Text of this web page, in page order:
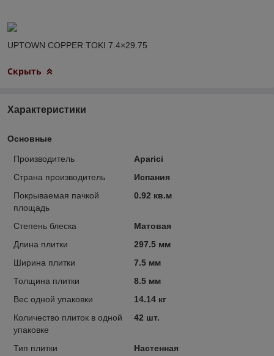
UPTOWN COPPER TOKI 7.4×29.75
Скрыть
Характеристики
Основные
Производитель
Aparici
Страна производитель
Испания
Покрываемая пачкой
площадь
0.92 кв.м
Степень блеска
Матовая
Длина плитки
297.5 мм
Ширина плитки
7.5 мм
Толщина плитки
8.5 мм
Вес одной упаковки
14.14 кг
Количество плиток в одной
упаковке
42 шт.
Тип плитки Настенная